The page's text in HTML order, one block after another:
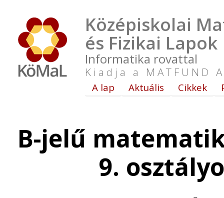
Középiskolai
és Fizikai Lapok
Informatika rovattal
Kiadja a MATFUND
A lap Aktuális Cikkek
B-jelű
9.